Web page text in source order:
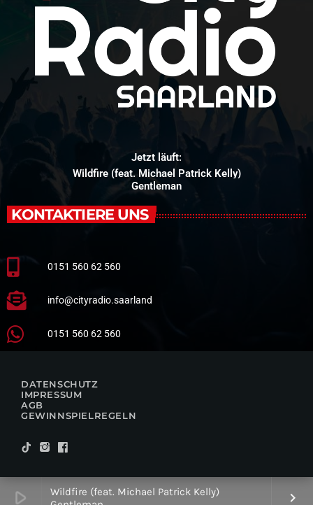
play_arrow
Wildfire (feat. Michael Patrick Kelly)
keyboard_arrow_right
Jetzt läuft:
Wildfire (feat. Michael Patrick Kelly)
Gentleman
KONTAKTIERE UNS
0151 560 62 560
info@cityradio.saarland
0151 560 62 560
DATENSCHUTZ
IMPRESSUM
AGB
GEWINNSPIELREGELN